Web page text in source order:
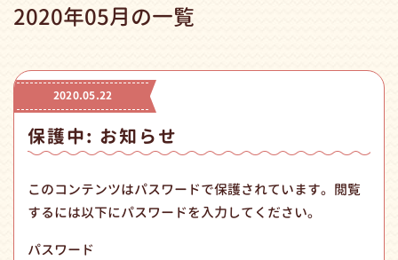
2020年05月の一覧
2020.05.22
保護中: お知らせ
このコンテンツはパスワードで保護されています。閲覧
するには以下にパスワードを入力してください。
パスワード